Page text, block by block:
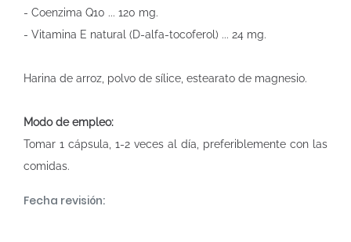
- Coenzima Q10 ... 120 mg.
- Vitamina E natural (D-alfa-tocoferol) ... 24 mg.
Harina de arroz, polvo de sílice, estearato de magnesio.
Modo de empleo:
Tomar 1 cápsula, 1-2 veces al día, preferiblemente con las
comidas.
Fecha revisión: